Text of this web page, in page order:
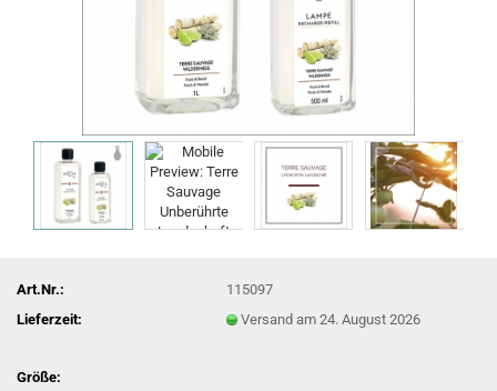
Art.Nr.:
115097
Lieferzeit:
Versand am 24. August 2026
Größe: